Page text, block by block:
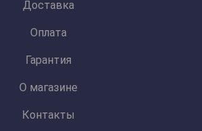
Доставка
Оплата
Гарантия
О магазине
Контакты